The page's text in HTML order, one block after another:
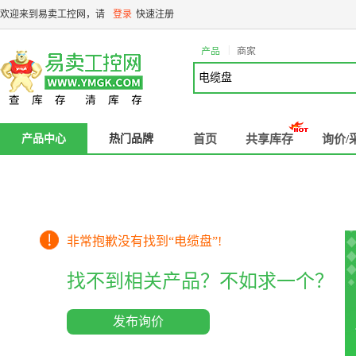
欢迎来到易卖工控网，请 登录 快速注册
产品 商家
产品中心 热门品牌 首页 共享库存 询价/
非常抱歉没有找到“电缆盘”!
找不到相关产品？不如求一个？
发布询价